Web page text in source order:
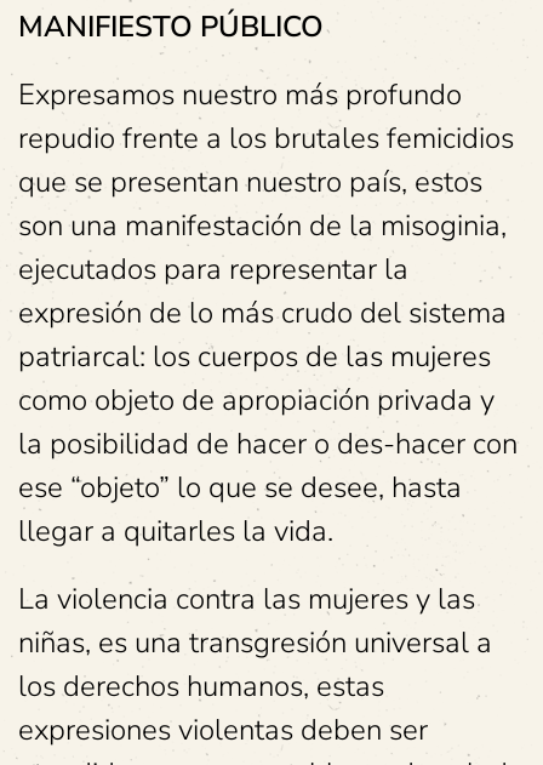
MANIFIESTO PÚBLICO
Expresamos nuestro más profundo
repudio frente a los brutales femicidios
que se presentan nuestro país, estos
son una manifestación de la misoginia,
ejecutados para representar la
expresión de lo más crudo del sistema
patriarcal: los cuerpos de las mujeres
como objeto de apropiación privada y
la posibilidad de hacer o des-hacer con
ese “objeto” lo que se desee, hasta
llegar a quitarles la vida.
La violencia contra las mujeres y las
niñas, es una transgresión universal a
los derechos humanos, estas
expresiones violentas deben ser